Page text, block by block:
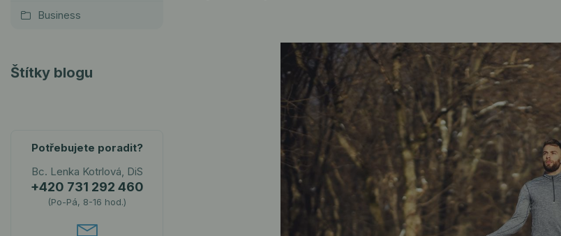
Business
Štítky blogu
Potřebujete poradit?
Bc. Lenka Kotrlová, DiS
+420 731 292 460
(Po-Pá, 8-16 hod.)